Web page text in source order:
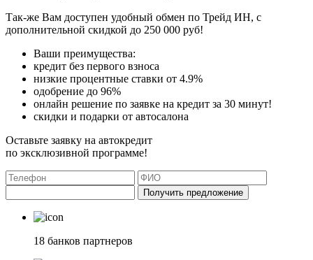
Так-же Вам доступен удобный обмен по Трейд ИН, с
дополнительной скидкой до 250 000 руб!
Ваши преимущества:
кредит без первого взноса
низкие процентные ставки от 4.9%
одобрение до 96%
онлайн решение по заявке на кредит за 30 минут!
скидки и подарки от автосалона
Оставьте заявку на автокредит
по эксклюзивной программе!
Получить предложение
18 банков партнеров